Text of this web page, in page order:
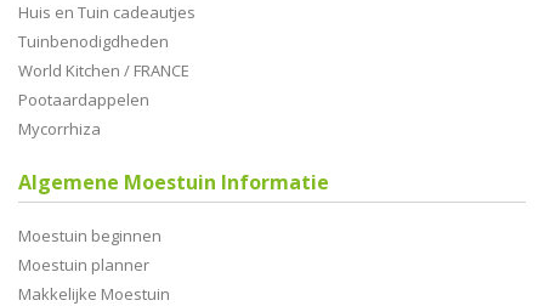
Huis en Tuin cadeautjes
Tuinbenodigdheden
World Kitchen / FRANCE
Pootaardappelen
Mycorrhiza
Algemene Moestuin Informatie
Moestuin beginnen
Moestuin planner
Makkelijke Moestuin